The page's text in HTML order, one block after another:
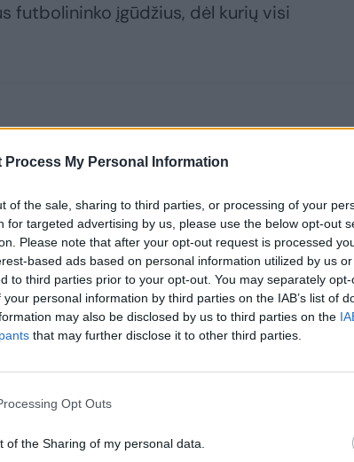
Process My Personal Information
of the sale, sharing to third parties, or processing of your
for targeted advertising by us, please use the below opt-out
Please note that after your opt-out request is processed
based ads based on personal information utilized by us
to third parties prior to your opt-out. You may separately
personal information by third parties on the IAB’s list of
may also be disclosed by us to third parties on the
that may further disclose it to other third parties.
Opt Outs
of the Sharing of my personal data.
futbolininko įgūdžius, dėl kurių visi
lieja pyktį
Pele
gali įdėti
į savo
Futbolo karaliumi
tituluotam Pele
atminti – naujas
filmas